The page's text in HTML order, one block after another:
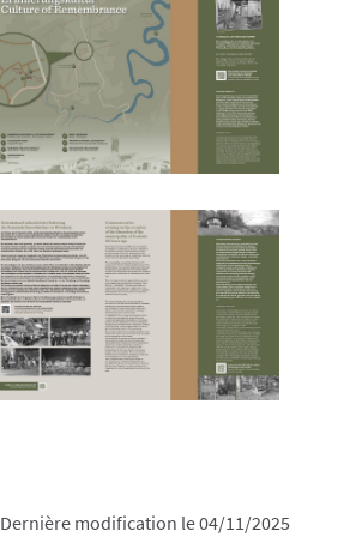
Dernière modification le 04/11/2025